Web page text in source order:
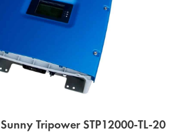
Sunny Tripower STP12000-TL-20